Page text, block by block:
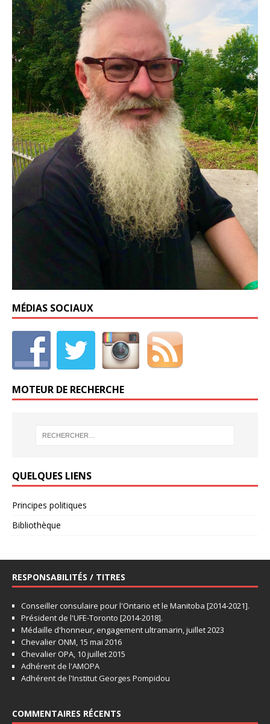
MÉDIAS SOCIAUX
MOTEUR DE RECHERCHE
QUELQUES LIENS
Principes politiques
Bibliothèque
RESPONSABILITÉS / TITRES
Conseiller consulaire pour l'Ontario et le Manitoba [2014-2021].
Président de l'UFE-Toronto [2014-2018].
Médaille d'honneur, engagement ultramarin, juillet 2023
Chevalier ONM, 15 mai 2016
Chevalier OPA, 10 juillet 2015
Adhérent de l'AMOPA
Adhérent de l'Institut Georges Pompidou
COMMENTAIRES RÉCENTS